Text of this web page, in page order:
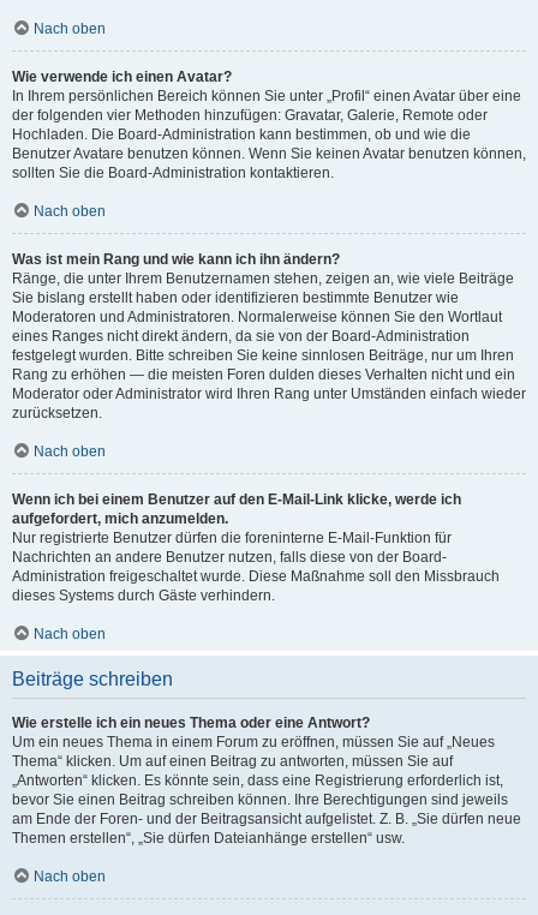
Nach oben
Wie verwende ich einen Avatar?
In Ihrem persönlichen Bereich können Sie unter „Profil“ einen Avatar über eine
der folgenden vier Methoden hinzufügen: Gravatar, Galerie, Remote oder
Hochladen. Die Board-Administration kann bestimmen, ob und wie die
Benutzer Avatare benutzen können. Wenn Sie keinen Avatar benutzen können,
sollten Sie die Board-Administration kontaktieren.
Nach oben
Was ist mein Rang und wie kann ich ihn ändern?
Ränge, die unter Ihrem Benutzernamen stehen, zeigen an, wie viele Beiträge
Sie bislang erstellt haben oder identifizieren bestimmte Benutzer wie
Moderatoren und Administratoren. Normalerweise können Sie den Wortlaut
eines Ranges nicht direkt ändern, da sie von der Board-Administration
festgelegt wurden. Bitte schreiben Sie keine sinnlosen Beiträge, nur um Ihren
Rang zu erhöhen — die meisten Foren dulden dieses Verhalten nicht und ein
Moderator oder Administrator wird Ihren Rang unter Umständen einfach wieder
zurücksetzen.
Nach oben
Wenn ich bei einem Benutzer auf den E-Mail-Link klicke, werde ich
aufgefordert, mich anzumelden.
Nur registrierte Benutzer dürfen die foreninterne E-Mail-Funktion für
Nachrichten an andere Benutzer nutzen, falls diese von der Board-
Administration freigeschaltet wurde. Diese Maßnahme soll den Missbrauch
dieses Systems durch Gäste verhindern.
Nach oben
Beiträge schreiben
Wie erstelle ich ein neues Thema oder eine Antwort?
Um ein neues Thema in einem Forum zu eröffnen, müssen Sie auf „Neues
Thema“ klicken. Um auf einen Beitrag zu antworten, müssen Sie auf
„Antworten“ klicken. Es könnte sein, dass eine Registrierung erforderlich ist,
bevor Sie einen Beitrag schreiben können. Ihre Berechtigungen sind jeweils
am Ende der Foren- und der Beitragsansicht aufgelistet. Z. B. „Sie dürfen neue
Themen erstellen“, „Sie dürfen Dateianhänge erstellen“ usw.
Nach oben